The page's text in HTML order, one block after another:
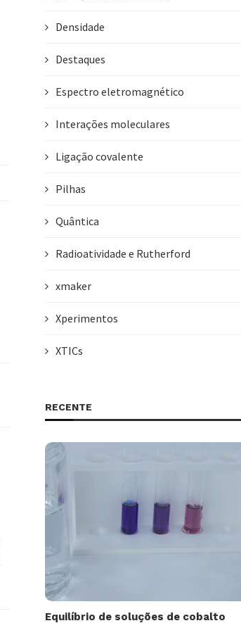
Densidade
Destaques
Espectro eletromagnético
Interações moleculares
Ligação covalente
Pilhas
Quântica
Radioatividade e Rutherford
xmaker
Xperimentos
XTICs
RECENTE
Equilíbrio de soluções de cobalto